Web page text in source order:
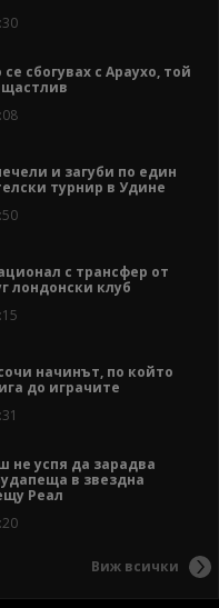
сбогувах с Араухо, той
и загуби по един
турнир в Удине
с трансфер от
лондонски клуб
начинът, по който
до играчите
не успя да зарадва
в звездна
Реал
Виж всички